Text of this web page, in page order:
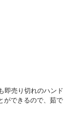
即売り切れのハンド
ができるので、茹で